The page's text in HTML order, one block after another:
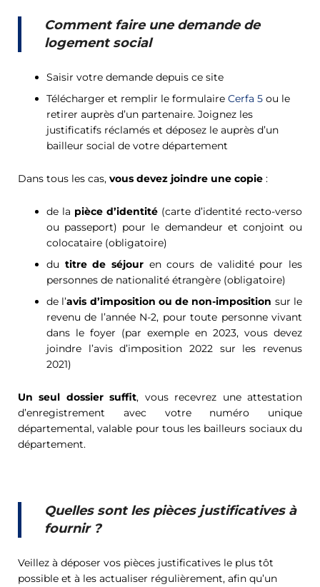
Comment faire une demande de
logement social
Saisir votre demande depuis ce site
Télécharger et remplir le formulaire Cerfa 5 ou le
retirer auprès d’un partenaire. Joignez les
justificatifs réclamés et déposez le auprès d’un
bailleur social de votre département
Dans tous les cas, vous devez joindre une copie :
de la pièce d’identité (carte d’identité recto-verso
ou passeport) pour le demandeur et conjoint ou
colocataire (obligatoire)
du titre de séjour en cours de validité pour les
personnes de nationalité étrangère (obligatoire)
de l’avis d’imposition ou de non-imposition sur le
revenu de l’année N-2, pour toute personne vivant
dans le foyer (par exemple en 2023, vous devez
joindre l’avis d’imposition 2022 sur les revenus
2021)
Un seul dossier suffit, vous recevrez une attestation
d’enregistrement avec votre numéro unique
départemental, valable pour tous les bailleurs sociaux du
département.
Quelles sont les pièces justificatives à
fournir ?
Veillez à déposer vos pièces justificatives le plus tôt
possible et à les actualiser régulièrement, afin qu’un